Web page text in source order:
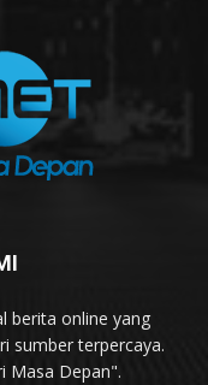
berita online yang
sumber terpercaya.
Masa Depan".